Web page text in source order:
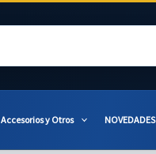
Accesorios y Otros NOVEDADES